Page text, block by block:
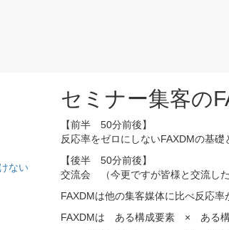
セミナー集客の
【前半 50分前後】
反応率をゼロにしないFAXDMの基
【後半 50分前後】
交流会 （今更ですが皆様と交流した
FAXDMは他の集客媒体に比べ反応率
FAXDMは ある構成要素 × ある